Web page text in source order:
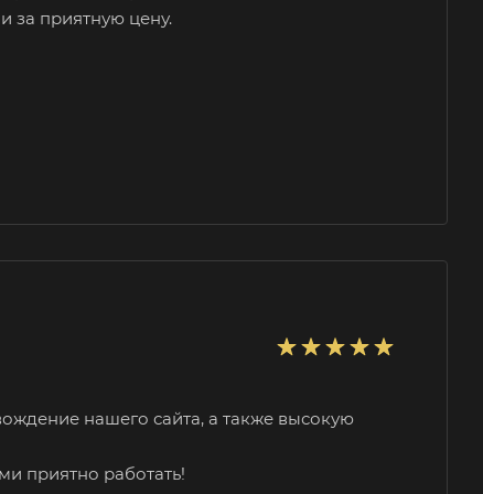
за приятную цену.
нашего сайта, а также высокую
приятно работать!